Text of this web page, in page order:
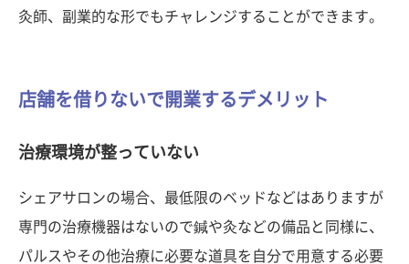
灸師、副業的な形でもチャレンジすることができます。
店舗を借りないで開業するデメリット
治療環境が整っていない
シェアサロンの場合、最低限のベッドなどはありますが
専門の治療機器はないので鍼や灸などの備品と同様に、
パルスやその他治療に必要な道具を自分で用意する必要